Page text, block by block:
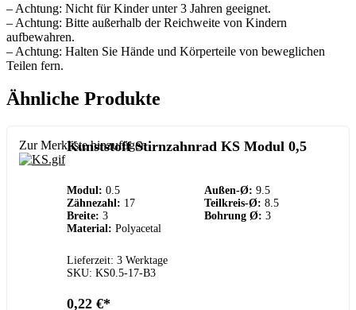
– Achtung: Nicht für Kinder unter 3 Jahren geeignet.
– Achtung: Bitte außerhalb der Reichweite von Kindern
aufbewahren.
– Achtung: Halten Sie Hände und Körperteile von beweglichen
Teilen fern.
Ähnliche Produkte
Zur Merkliste hinzufügen
Kunststoff Stirnzahnrad KS Modul 0,5
Modul: 0.5 Außen-Ø: 9.5
Zähnezahl: 17 Teilkreis-Ø: 8.5
Breite: 3 Bohrung Ø: 3
Material: Polyacetal
Lieferzeit: 3 Werktage
SKU: KS0.5-17-B3
0,22 €